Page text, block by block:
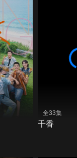
全33集
千香